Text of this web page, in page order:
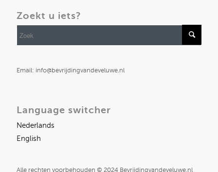
Zoekt u iets?
Email: info@bevrijdingvandeveluwe.nl
Language switcher
Nederlands
English
Alle rechten voorbehouden © 2024 Bevrijdingvandeveluwe.nl